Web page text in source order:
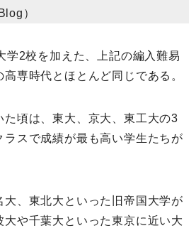
）
学2校を加えた、上記の編入難易
専時代とほとんど同じである。
た頃は、東大、京大、東工大の3
ラスで成績が最も高い学生たちが
大、東北大といった旧帝国大学が
や千葉大といった東京に近い大